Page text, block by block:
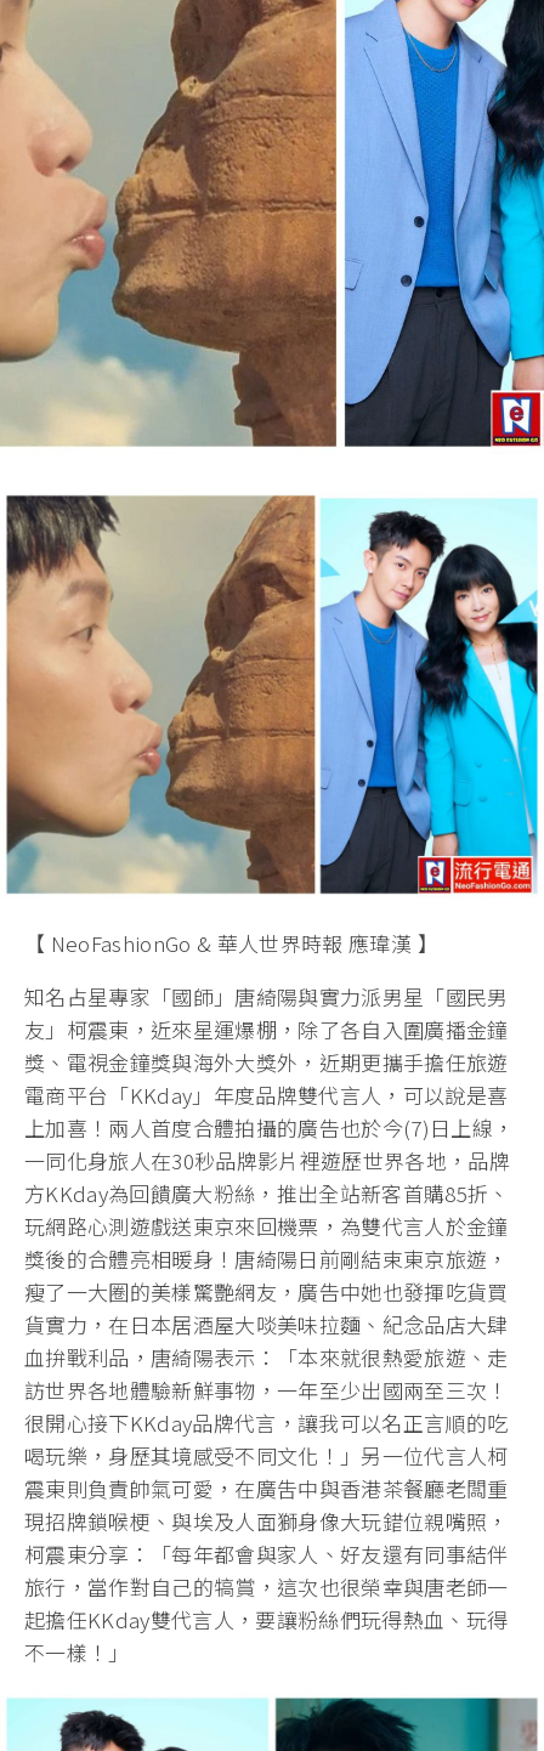
【 NeoFashionGo & 華人世界時報 應瑋漢 】
知名占星專家「國師」唐綺陽與實力派男星「國民男
友」柯震東，近來星運爆棚，除了各自入圍廣播金鐘
獎、電視金鐘獎與海外大獎外，近期更攜手擔任旅遊
電商平台「KKday」年度品牌雙代言人，可以說是喜
上加喜！兩人首度合體拍攝的廣告也於今(7)日上線，
一同化身旅人在30秒品牌影片裡遊歷世界各地，品牌
方KKday為回饋廣大粉絲，推出全站新客首購85折、
玩網路心測遊戲送東京來回機票，為雙代言人於金鐘
獎後的合體亮相暖身！唐綺陽日前剛結束東京旅遊，
瘦了一大圈的美樣驚艷網友，廣告中她也發揮吃貨買
貨實力，在日本居酒屋大啖美味拉麵、紀念品店大肆
血拚戰利品，唐綺陽表示：「本來就很熱愛旅遊、走
訪世界各地體驗新鮮事物，一年至少出國兩至三次！
很開心接下KKday品牌代言，讓我可以名正言順的吃
喝玩樂，身歷其境感受不同文化！」另一位代言人柯
震東則負責帥氣可愛，在廣吿中與香港茶餐廳老闆重
現招牌鎖喉梗、與埃及人面獅身像大玩錯位親嘴照，
柯震東分享：「每年都會與家人、好友還有同事結伴
旅行，當作對自己的犒賞，這次也很榮幸與唐老師一
起擔任KKday雙代言人，要讓粉絲們玩得熱血、玩得
不一樣！」